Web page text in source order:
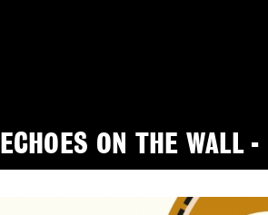
ECHOES ON THE WALL